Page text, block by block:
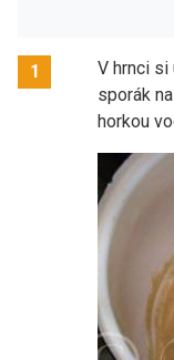
1 V hrnci si
sporák
horkou